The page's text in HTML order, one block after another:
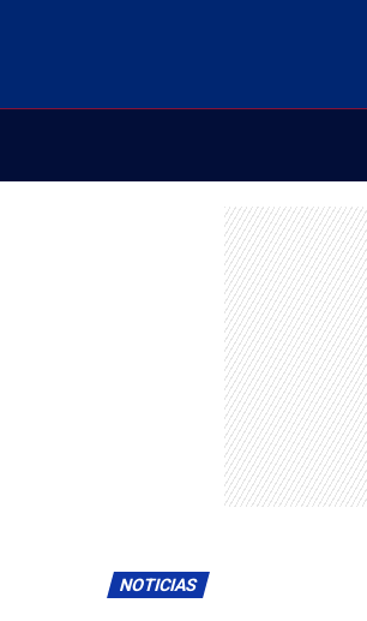
NOTICIAS